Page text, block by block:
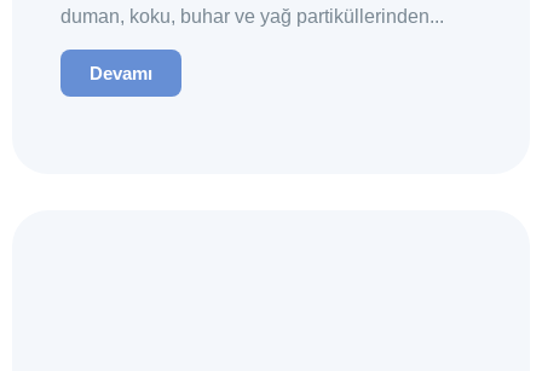
duman, koku, buhar ve yağ partiküllerinden...
Devamı